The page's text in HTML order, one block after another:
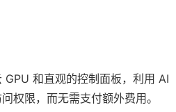
GPU 和直观的控制面板，利用 AI
权限，而无需支付额外费用。